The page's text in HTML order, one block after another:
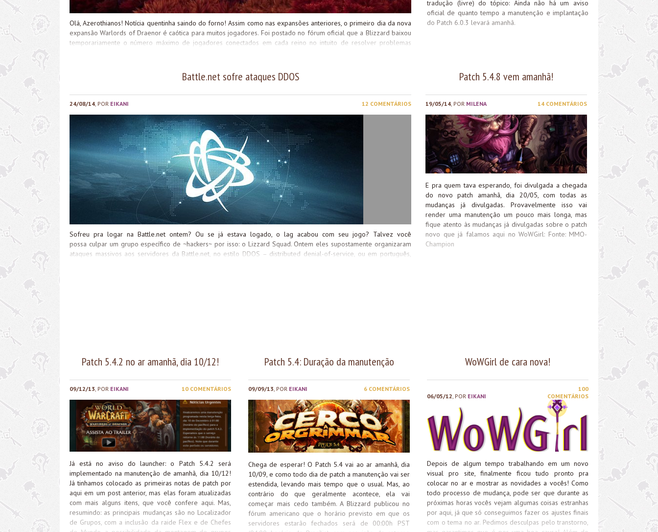
Olá, Azerothianos! Notícia quentinha saindo do forno! Assim como nas expansões anteriores, o primeiro dia da nova
expansão Warlords of Draenor é caótica para muitos jogadores. Foi postado no fórum oficial que a Blizzard baixou
temporariamente o número máximo de jogadores conectados em cada reino no intuito de resolver problemas
tradução (livre) do tópico: Ainda não há um aviso
oficial de quanto tempo a manutenção e implantação
do Patch 6.0.3 levará amanhã.
Battle.net sofre ataques DDOS
24/08/14, POR EIKANI 12 COMENTÁRIOS
Sofreu pra logar na Battle.net ontem? Ou se já estava logado, o lag acabou com seu jogo? Talvez você
possa culpar um grupo específico de ~hackers~ por isso: o Lizzard Squad. Ontem eles supostamente organizaram
ataques massivos aos servidores da Battle.net, no estilo DDOS – distributed denial-of-service, ou em português,
Patch 5.4.8 vem amanhã!
19/05/14, POR MILENA 14 COMENTÁRIOS
E pra quem tava esperando, foi divulgada a chegada
do novo patch amanhã, dia 20/05, com todas as
mudanças já divulgadas. Provavelmente isso vai
render uma manutenção um pouco mais longa, mas
fique atento às mudanças já divulgadas sobre o patch
novo que já falamos aqui no WoWGirl: Fonte: MMO-
Champion
Patch 5.4.2 no ar amanhã, dia 10/12!
09/12/13 , POR EIKANI 10 COMENTÁRIOS
Já está no aviso do launcher: o Patch 5.4.2 será
implementado na manutenção de amanhã, dia 10/12!
Já tinhamos colocado as primeiras notas de patch por
aqui em um post anterior, mas elas foram atualizadas
com mais alguns itens, que você confere aqui. Mas,
resumindo: as principais mudanças são no Localizador
de Grupos, com a inclusão da raide Flex e de Chefes
Patch 5.4: Duração da manutenção
09/09/13 , POR EIKANI 6 COMENTÁRIOS
Chega de esperar! O Patch 5.4 vai ao ar amanhã, dia
10/09, e como todo dia de patch a manutenção vai ser
estendida, levando mais tempo que o usual. Mas, ao
contrário do que geralmente acontece, ela vai
começar mais cedo também. A Blizzard publicou no
fórum americano que o horário previsto em que os
servidores estarão fechados será de 00:00h PST
WoWGirl de cara nova!
06/05/12 , POR EIKANI
100
COMENTÁRIOS
Depois de algum tempo trabalhando em um novo
visual pro site, finalmente ficou tudo pronto pra
colocar no ar e mostrar as novidades a vocês! Como
todo processo de mudança, pode ser que durante as
próximas horas vocês vejam algumas coisas estranhas
por aqui, já que só conseguimos fazer os ajustes finais
com o tema no ar. Pedimos desculpas pelo transtorno,